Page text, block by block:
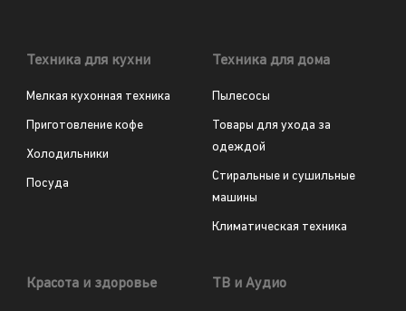
Техника для кухни
Мелкая кухонная техника
Приготовление кофе
Холодильники
Посуда
Техника для дома
Пылесосы
Товары для ухода за
одеждой
Стиральные и сушильные
машины
Климатическая техника
Красота и здоровье ТВ и Аудио